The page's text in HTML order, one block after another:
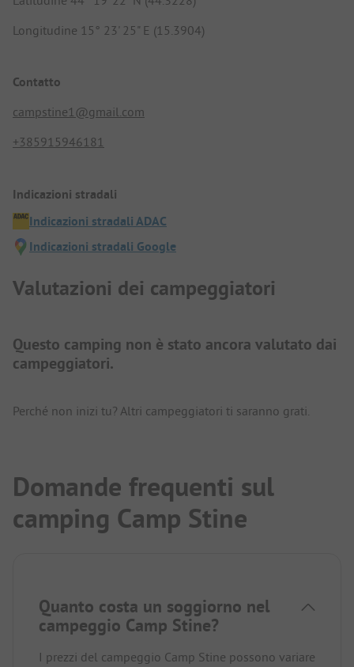
Longitudine 15° 23' 25" E (15.3904)
Contatto
campstine1@gmail.com
+385915946181
Indicazioni stradali
Indicazioni stradali ADAC
Indicazioni stradali Google
Valutazioni dei campeggiatori
Questo camping non è stato ancora valutato dai
campeggiatori.
Perché non inizi tu? Altri campeggiatori ti saranno grati.
Domande frequenti sul
camping Camp Stine
Quanto costa un soggiorno nel
campeggio Camp Stine?
I prezzi del campeggio Camp Stine possono variare